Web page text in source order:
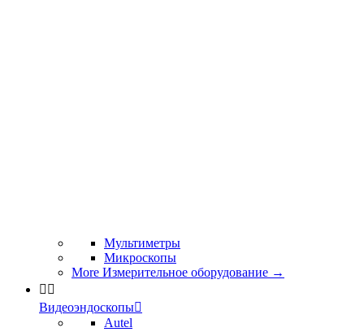
Мультиметры
Микроскопы
More Измерительное оборудование →
 
Видеоэндоскопы
Autel